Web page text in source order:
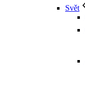
Svět